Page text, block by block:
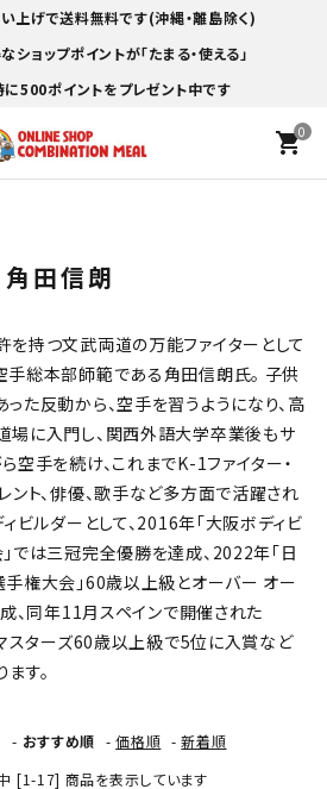
上げで送料無料です(沖縄・離島除く)
ョップポイントが「たまる・使える」
500ポイントをプレゼント中です
0
shopping_cart
角田信朗
を持つ文武両道の万能ファイターとして
手総本部師範である角田信朗氏。 子供
た反動から、空手を習うようになり、高
に入門し、関西外語大学卒業後もサ
空手を続け、これまでK-1ファイター・
ント、俳優、歌手など多方面で活躍され
ビルダーとして、2016年「大阪ボディビ
では三冠完全優勝を達成、2022年「日
手権大会」60歳以上級とオーバー オー
、同年11月スペインで開催された
スターズ60歳以上級で5位に入賞など
す。
- おすすめ順 -価格順 -新着順
[1-17] 商品を表示しています